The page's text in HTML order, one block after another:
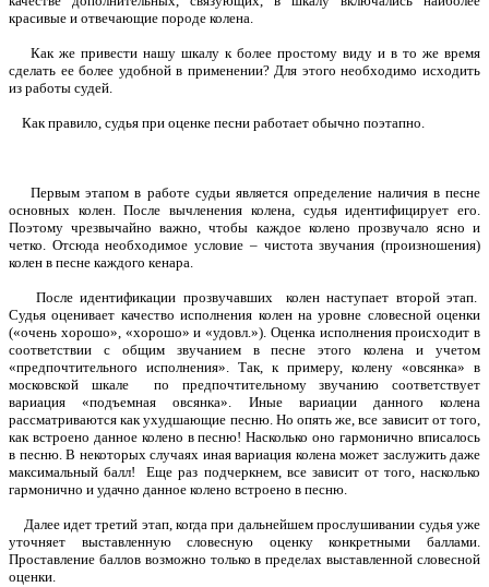
красивые и отвечающие породе колена.
Как же привести нашу шкалу к более простому виду и в то же время
сделать ее более удобной в применении? Для этого необходимо исходить
из работы судей.
Как правило, судья при оценке песни работает обычно поэтапно.
Первым этапом в работе судьи является определение наличия в песне
основных колен. После вычленения колена, судья идентифицирует его.
Поэтому чрезвычайно важно, чтобы каждое колено прозвучало ясно и
четко. Отсюда необходимое условие – чистота звучания (произношения)
колен в песне каждого кенара.
После идентификации прозвучавших колен наступает второй этап.
Судья оценивает качество исполнения колен на уровне словесной оценки
(«очень хорошо», «хорошо» и «удовл.»). Оценка исполнения происходит в
соответствии с общим звучанием в песне этого колена и учетом
«предпочтительного исполнения». Так, к примеру, колену «овсянка» в
московской шкале по предпочтительному звучанию соответствует
вариация «подъемная овсянка». Иные вариации данного колена
рассматриваются как ухудшающие песню. Но опять же, все зависит от того,
как встроено данное колено в песню! Насколько оно гармонично вписалось
в песню. В некоторых случаях иная вариация колена может заслужить даже
максимальный балл! Еще раз подчеркнем, все зависит от того, насколько
гармонично и удачно данное колено встроено в песню.
Далее идет третий этап, когда при дальнейшем прослушивании судья уже
уточняет выставленную словесную оценку конкретными баллами.
Проставление баллов возможно только в пределах выставленной словесной
оценки.